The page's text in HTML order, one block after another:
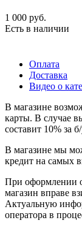
1 000 руб.
Есть в наличии
Оплата
Доставка
Видео о
В магазине
карты. В случае
составит 10% за
В магазине мы
кредит на самых
При оформлении
магазин вправе
Актуальную
оператора в